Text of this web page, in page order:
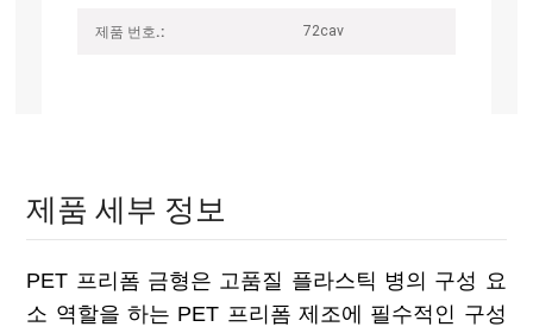
제품 번호.: 72cav
제품 세부 정보
PET 프리폼 금형은 고품질 플라스틱 병의 구성 요
소 역할을 하는 PET 프리폼 제조에 필수적인 구성